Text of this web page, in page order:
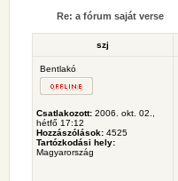
Re: a fórum saját verse
szj
Bentlakó
Csatlakozott: 2006. okt. 02.,
hétfő 17:12
Hozzászólások: 4525
Tartózkodási hely:
Magyarország